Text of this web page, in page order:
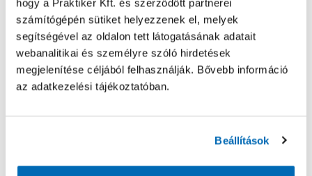
hogy a Praktiker Kft. és szerződött partnerei
számítógépén sütiket helyezzenek el, melyek
segítségével az oldalon tett látogatásának adatait
webanalitikai és személyre szóló hirdetések
megjelenítése céljából felhasználják. Bővebb információ
az adatkezelési tájékoztatóban.
Beállítások